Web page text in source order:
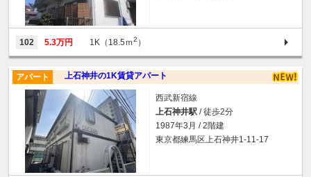
102 5.3万円 1K（18.5ｍ2 ）
上石神井の1K賃貸アパート
アパート
西武新宿線
上石神井駅 / 徒歩2分
1987年3月 / 2階建
東京都練馬区上石神井1-11-17